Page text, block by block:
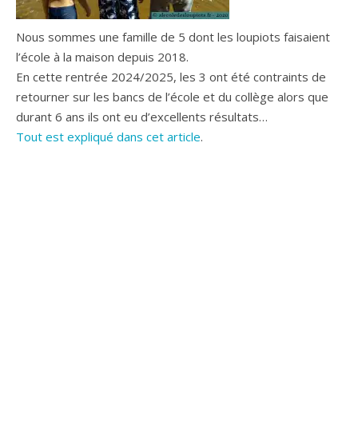
Nous sommes une famille de 5 dont les loupiots faisaient
l’école à la maison depuis 2018.
En cette rentrée 2024/2025, les 3 ont été contraints de
retourner sur les bancs de l’école et du collège alors que
durant 6 ans ils ont eu d’excellents résultats…
Tout est expliqué dans cet article.